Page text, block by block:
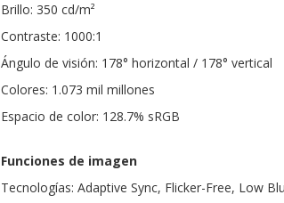
Brillo: 350 cd/m²
Contraste: 1000:1
Ángulo de visión: 178° horizontal / 178° vertical
Colores: 1.073 mil millones
Espacio de color: 128.7% sRGB
Funciones de imagen
Tecnologías: Adaptive Sync, Flicker-Free, Low